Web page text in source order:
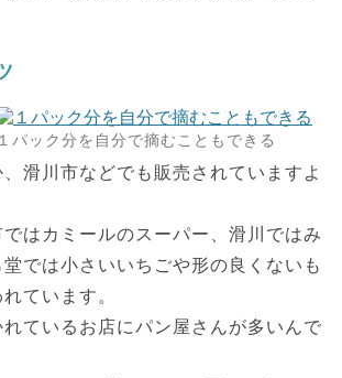
１パック分を自分で摘むこともできる
滑川市などでも販売されていますよ
はカミールのスーパー、滑川ではみ
では小さいいちごや形の良くないも
ています。
ているお店にパン屋さんが多いんで